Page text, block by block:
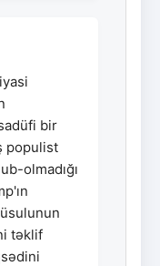
bir
populist
olmadığı
təklif